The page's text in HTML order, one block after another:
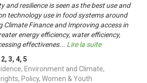
and resilience is seen as the best use and
technology use in food systems around
Climate Finance and Improving access in
energy efficiency, water efficiency,
effectivenes... Lire la suite
2, 3, 4, 5
Environment and Climate,
Policy, Women & Youth